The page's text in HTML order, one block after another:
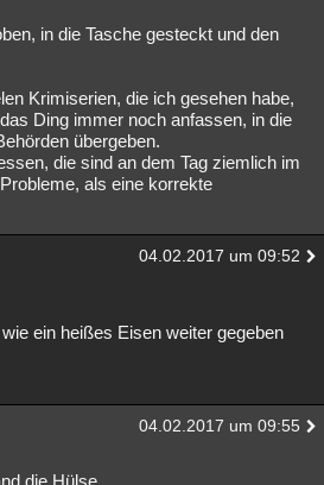
in die Tasche gesteckt und den
Krimiserien, die ich gesehen habe,
Ding immer noch anfassen, in die
übergeben.
die sind an dem Tag ziemlich im
als eine korrekte
04.02.2017 um 09:52
ein heißes Eisen weiter gegeben
04.02.2017 um 09:55
die Hülse.